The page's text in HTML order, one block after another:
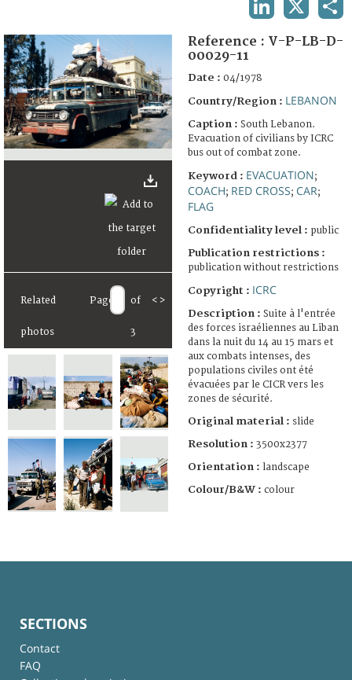
FAQ
Related
photos
Page of
3
< >
Reference : V-P-LB-D-
00029-11
Date : 04/1978
Country/Region : LEBANON
Caption : South Lebanon.
Evacuation of civilians by ICRC
bus out of combat zone.
Keyword : EVACUATION;
COACH; RED CROSS; CAR;
FLAG
Confidentiality level : public
Publication restrictions :
publication without restrictions
Copyright : ICRC
Description : Suite à l'entrée
des forces israéliennes au Liban
dans la nuit du 14 au 15 mars et
aux combats intenses, des
populations civiles ont été
évacuées par le CICR vers les
zones de sécurité.
Original material : slide
Resolution : 3500x2377
Orientation : landscape
Colour/B&W : colour
SECTIONS
Contact
FAQ